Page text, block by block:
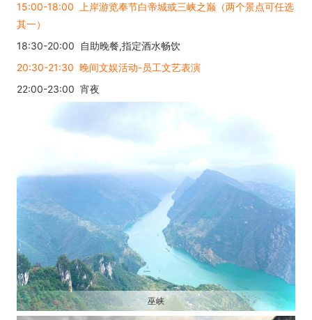
15:00-18:00 上岸游览奉节白帝城或三峡之巅（两个景点可任选
其一）
18:30-20:00 自助晚餐,指定酒水畅饮
20:30-21:30 晚间文娱活动-员工文艺表演
22:00-23:00 宵夜
巫峡